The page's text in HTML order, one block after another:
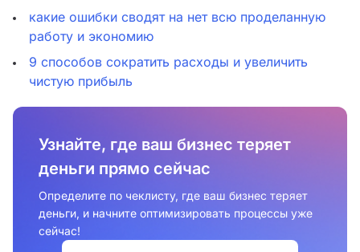
какие ошибки сводят на нет всю проделанную
работу и экономию
9 способов сократить расходы и увеличить
чистую прибыль
Узнайте, где ваш бизнес теряет
деньги прямо сейчас
Определите по чеклисту, где ваш бизнес теряет
деньги, и начните оптимизировать процессы уже
сейчас!